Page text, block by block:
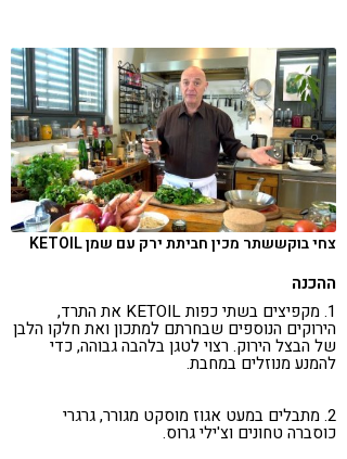
צחי בוקששתר מכין חביתת ירק עם שמן KETOIL
ההכנה
1. מקפיצים בשתי כפות KETOIL את התרד,
הירוקים הנוספים שבחרתם למתכון ואת חלקו הלבן
של הבצל הירוק. רצוי לטגן בלהבה גבוהה, כדי
להמנע מנוזלים במחבת.
2. מתבלים במעט אגוז מוסקט מגורר, גרגרי
כוסברה טחונים וצ'ילי גרוס.